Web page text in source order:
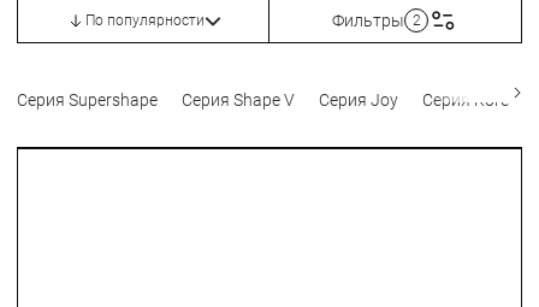
По популярности Фильтры 2
Серия Supershape Серия Shape V Серия Joy Серия Kore